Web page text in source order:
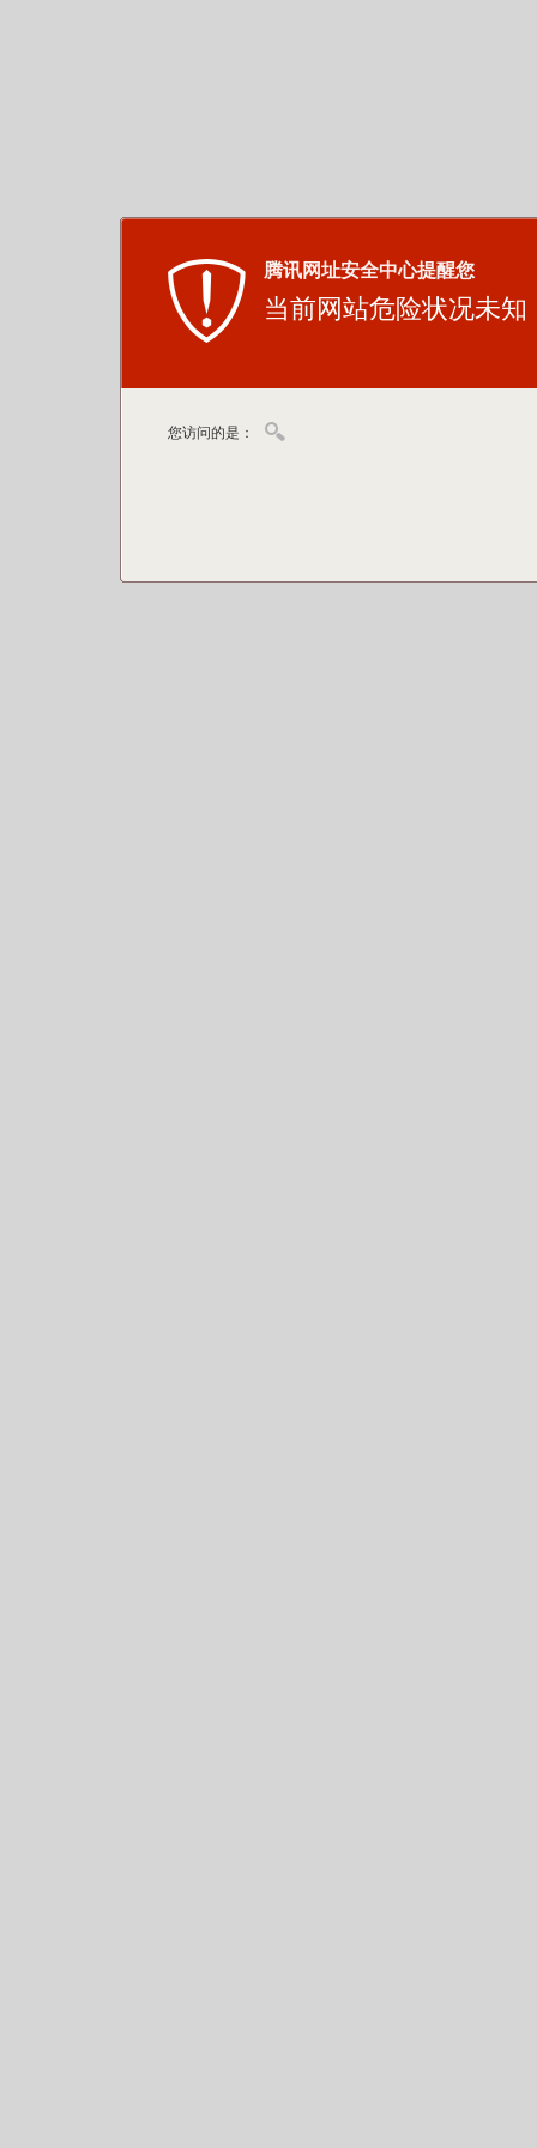
腾讯网址安全中心提醒您
当前网站危险状况未知
您访问的是：